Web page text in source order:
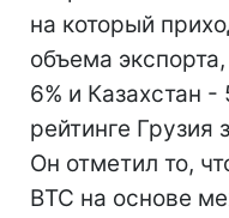
на который
объема
6% и Казахстан
рейтинге Грузия
Он отметил то,
ВТС на основе